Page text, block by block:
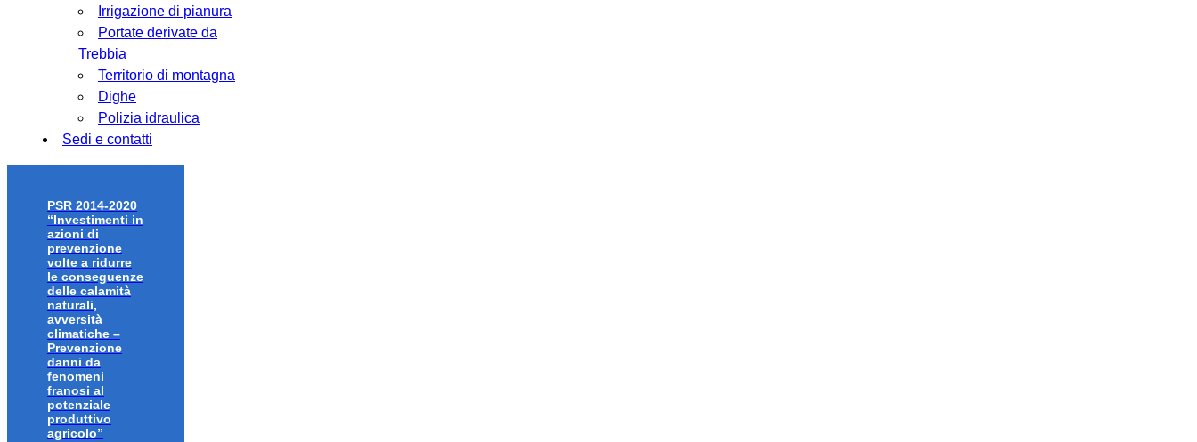
Irrigazione di pianura
Portate derivate da
Trebbia
Territorio di montagna
Dighe
Polizia idraulica
Sedi e contatti
PSR 2014-2020
“Investimenti in
azioni di
prevenzione
volte a ridurre
le conseguenze
delle calamità
naturali,
avversità
climatiche –
Prevenzione
danni da
fenomeni
franosi al
potenziale
produttivo
agricolo”